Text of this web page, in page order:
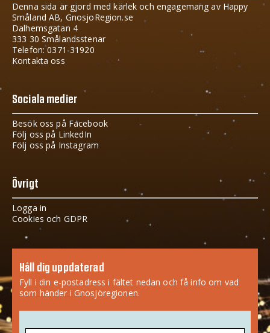
Denna sida är gjord med kärlek och engagemang av Happy
Småland AB, GnosjoRegion.se
Dalhemsgatan 4
333 30 Smålandsstenar
Telefon: 0371-31920
Kontakta oss
Sociala medier
Besök oss på Facebook
Följ oss på LinkedIn
Följ oss på Instagram
Övrigt
Logga in
Cookies och GDPR
Håll dig uppdaterad
Fyll i din e-postadress i fältet nedan och få info om vad
som händer i Gnosjöregionen.